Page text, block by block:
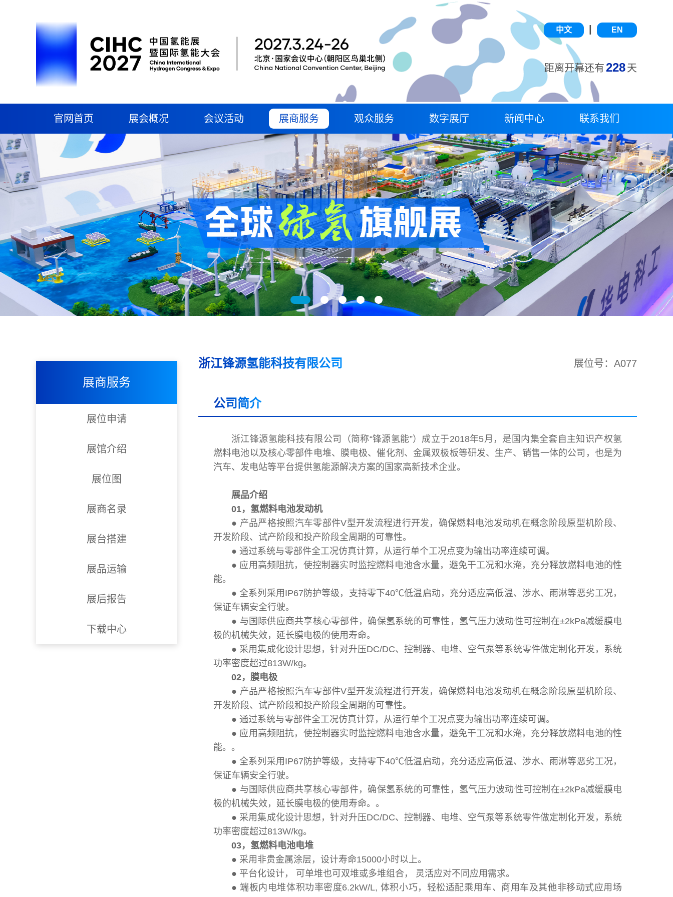
中文 EN
距离开幕还有228天
官网首页 展会概况 会议活动 展商服务 观众服务 数字展厅 新闻中心 联系我们
展商服务
展位申请
展馆介绍
展位图
展商名录
展台搭建
展品运输
展后报告
下载中心
浙江锋源氢能科技有限公司 展位号：A077
公司简介
浙江锋源氢能科技有限公司（简称“锋源氢能”）成立于2018年5月，是国内集全套自主知识产权氢
燃料电池以及核心零部件电堆、膜电极、催化剂、金属双极板等研发、生产、销售一体的公司，也是为
汽车、发电站等平台提供氢能源解决方案的国家高新技术企业。
展品介绍
01，氢燃料电池发动机
● 产品严格按照汽车零部件V型开发流程进行开发，确保燃料电池发动机在概念阶段原型机阶段、
开发阶段、试产阶段和投产阶段全周期的可靠性。
● 通过系统与零部件全工况仿真计算，从运行单个工况点变为输出功率连续可调。
● 应用高频阻抗，使控制器实时监控燃料电池含水量，避免干工况和水淹，充分释放燃料电池的性
能。
● 全系列采用IP67防护等级，支持零下40℃低温启动，充分适应高低温、涉水、雨淋等恶劣工况，
保证车辆安全行驶。
● 与国际供应商共享核心零部件，确保氢系统的可靠性，氢气压力波动性可控制在±2kPa减缓膜电
极的机械失效，延长膜电极的使用寿命。
● 采用集成化设计思想，针对升压DC/DC、控制器、电堆、空气泵等系统零件做定制化开发，系统
功率密度超过813W/kg。
02，膜电极
● 产品严格按照汽车零部件V型开发流程进行开发，确保燃料电池发动机在概念阶段原型机阶段、
开发阶段、试产阶段和投产阶段全周期的可靠性。
● 通过系统与零部件全工况仿真计算，从运行单个工况点变为输出功率连续可调。
● 应用高频阻抗，使控制器实时监控燃料电池含水量，避免干工况和水淹，充分释放燃料电池的性
能。。
● 全系列采用IP67防护等级，支持零下40℃低温启动，充分适应高低温、涉水、雨淋等恶劣工况，
保证车辆安全行驶。
● 与国际供应商共享核心零部件，确保氢系统的可靠性，氢气压力波动性可控制在±2kPa减缓膜电
极的机械失效，延长膜电极的使用寿命。。
● 采用集成化设计思想，针对升压DC/DC、控制器、电堆、空气泵等系统零件做定制化开发，系统
功率密度超过813W/kg。
03，氢燃料电池电堆
● 采用非贵金属涂层，设计寿命15000小时以上。
● 平台化设计， 可单堆也可双堆或多堆组合， 灵活应对不同应用需求。
● 端板内电堆体积功率密度6.2kW/L, 体积小巧，轻松适配乘用车、商用车及其他非移动式应用场